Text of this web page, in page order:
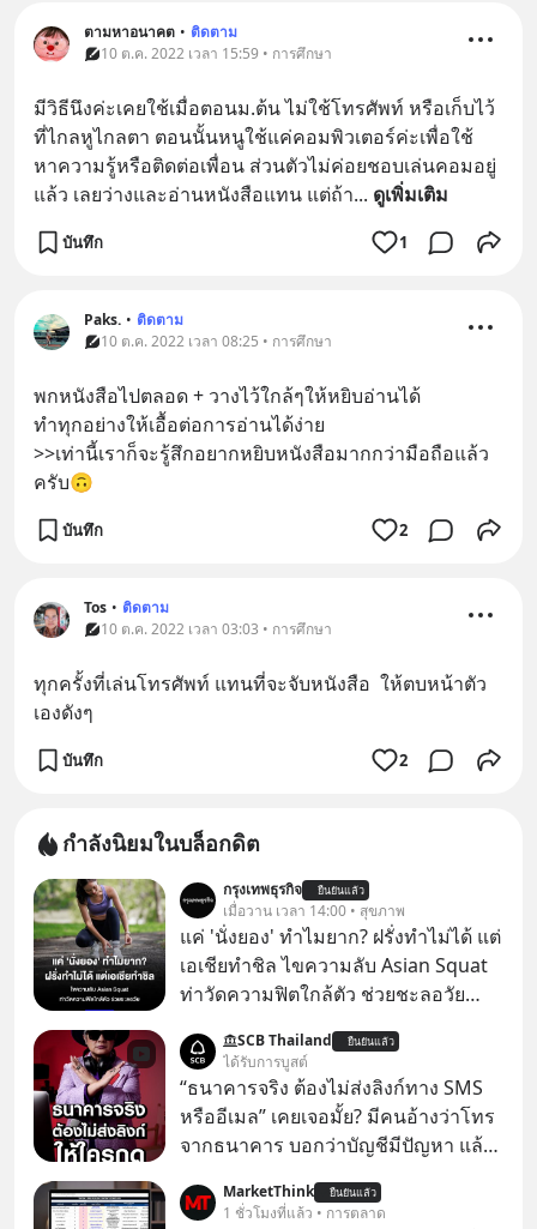
ตามหาอนาคต • ติดตาม
10 ต.ค. 2022 เวลา 15:59 • การศึกษา
มีวิธีนึงค่ะเคยใช้เมื่อตอนม.ต้น ไม่ใช้โทรศัพท์ หรือเก็บไว้
ที่ไกลหูไกลตา ตอนนั้นหนูใช้แค่คอมพิวเตอร์ค่ะเพื่อใช้
หาความรู้หรือติดต่อเพื่อน ส่วนตัวไม่ค่อยชอบเล่นคอมอยู่
แล้ว เลยว่างและอ่านหนังสือแทน แต่ถ้า... ดูเพิ่มเติม
บันทึก 1
Paks. • ติดตาม
10 ต.ค. 2022 เวลา 08:25 • การศึกษา
พกหนังสือไปตลอด + วางไว้ใกล้ๆให้หยิบอ่านได้
ทำทุกอย่างให้เอื้อต่อการอ่านได้ง่าย
>>เท่านี้เราก็จะรู้สึกอยากหยิบหนังสือมากกว่ามือถือแล้ว
ครับ🙃
บันทึก 2
Tos • ติดตาม
10 ต.ค. 2022 เวลา 03:03 • การศึกษา
ทุกครั้งที่เล่นโทรศัพท์ แทนที่จะจับหนังสือ  ให้ตบหน้าตัว
เองดังๆ
บันทึก 2
กำลังนิยมในบล็อกดิต
กรุงเทพธุรกิจ ยืนยันแล้ว
เมื่อวาน เวลา 14:00 • สุขภาพ
แค่ 'นั่งยอง' ทำไมยาก? ฝรั่งทำไม่ได้ แต่
เอเชียทำชิล ไขความลับ Asian Squat
ท่าวัดความฟิตใกล้ตัว ช่วยชะลอวัย
ต่างชาติที่พยายามทำ “Asian Squat”
หรือการนั่งยองแบบคนเอเชีย แต่สุดท้าย
ก็เสียการทรงตัว ล้มหงายหลัง หรือไม่ก็
ต้องยกส้นเท้าขึ้น เพราะไม่สามารถนั่ง
SCB Thailand ยืนยันแล้ว
ได้รับการบูสต์
“ธนาคารจริง ต้องไม่ส่งลิงก์ทาง SMS
หรืออีเมล” เคยเจอมั้ย? มีคนอ้างว่าโทร
จากธนาคาร บอกว่าบัญชีมีปัญหา แล้ว
ทันที มาฟัง “ป้าเก๋าเล่ากลโกง” เพื่อรู้ทัน
MarketThink ยืนยันแล้ว
1 ชั่วโมงที่แล้ว • การตลาด